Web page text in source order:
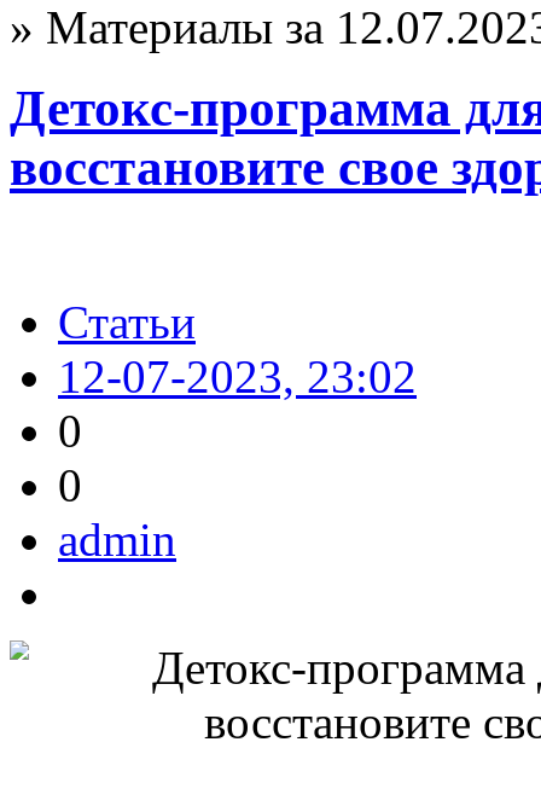
» Материалы за
Детокс-программа
восстановите свое
Статьи
12-07-2023, 23:02
0
0
admin